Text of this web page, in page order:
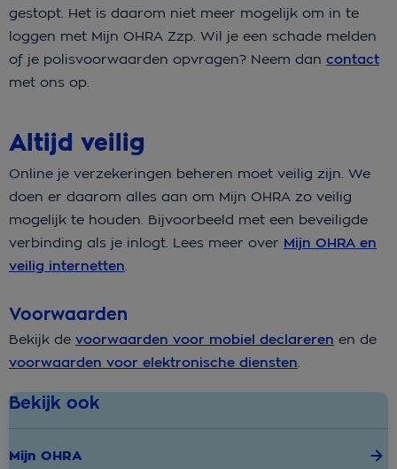
gestopt. Het is daarom niet meer mogelijk om in te
loggen met Mijn OHRA Zzp. Wil je een schade melden
of je polisvoorwaarden opvragen? Neem dan contact
met ons op.
Altijd veilig
Online je verzekeringen beheren moet veilig zijn. We
doen er daarom alles aan om Mijn OHRA zo veilig
mogelijk te houden. Bijvoorbeeld met een beveiligde
verbinding als je inlogt. Lees meer over Mijn OHRA en
veilig internetten.
Voorwaarden
Bekijk de voorwaarden voor mobiel declareren en de
voorwaarden voor elektronische diensten
Bekijk ook
Mijn OHRA